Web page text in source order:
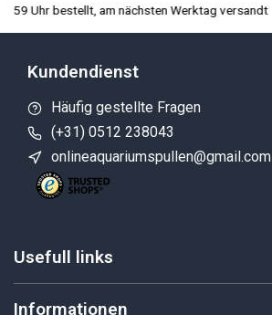
Uhr bestellt, am nächsten Werktag versandt
Kundendienst
Häufig gestellte Fragen
(+31) 0512 238043
onlineaquariumspullen@gmail.com
Usefull links
Informationen